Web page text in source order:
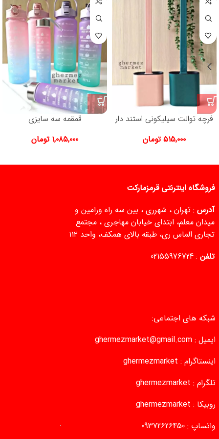
فرچه توالت سیلیکونی استند دار
۵۱۵,۰۰۰ تومان
قمقمه سه سایزی
۱,۰۸۵,۰۰۰ تومان
فروشگاه اینترنتی قرمزمارکت
آدرس : تهران ، شهرری ، بین سه راه ورامین و
میدان معلم، ابتدای خیابان مهاجری ، مجتمع
تجاری الماس ری، طبقه بالای همکف، واحد ۱۱۲
تلفن :
02155976724
شبکه های اجتماعی:
ایمیل : ghermezmarket@gmail.com
اینستاگرام : ghermezmarket
تلگرام : ghermezmarket
روبیکا : ghermezmarket
واتساپ : 09372626450